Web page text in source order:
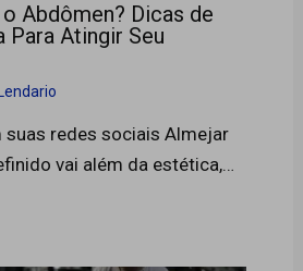
Abdômen? Dicas de
Para Atingir Seu
suas redes sociais Almejar
vai além da estética,…